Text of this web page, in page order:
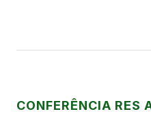
CONFERÊNCIA RES